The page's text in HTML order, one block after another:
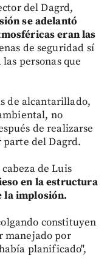
del Dagrd,
se adelantó
eran las
de seguridad sí
personas que
de alcantarillado,
no
de realizarse
parte del Dagrd.
de Luis
en la estructura
la implosión.
constituyen
manejado por
planificado",